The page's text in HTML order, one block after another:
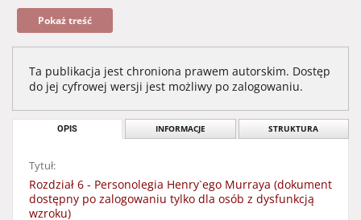
Pokaż treść
Ta publikacja jest chroniona prawem autorskim. Dostęp
do jej cyfrowej wersji jest możliwy po zalogowaniu.
OPIS INFORMACJE STRUKTURA
Tytuł:
Rozdział 6 - Personolegia Henry`ego Murraya (dokument
dostępny po zalogowaniu tylko dla osób z dysfunkcją
wzroku)